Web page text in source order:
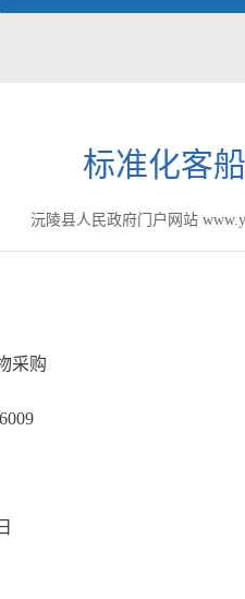
标准化客
沅陵县人民政府门户网站
采购